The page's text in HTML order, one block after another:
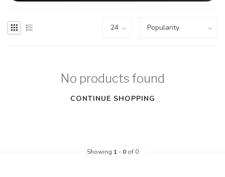
No products found
CONTINUE SHOPPING
Showing 1- 0of 0